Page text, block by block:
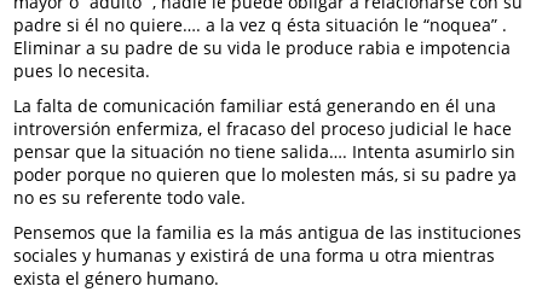
padre si él no quiere…. a la vez q ésta situación le “noquea” .
Eliminar a su padre de su vida le produce rabia e impotencia
pues lo necesita.
La falta de comunicación familiar está generando en él una
introversión enfermiza, el fracaso del proceso judicial le hace
pensar que la situación no tiene salida…. Intenta asumirlo sin
poder porque no quieren que lo molesten más, si su padre ya
no es su referente todo vale.
Pensemos que la familia es la más antigua de las instituciones
sociales y humanas y existirá de una forma u otra mientras
exista el género humano.